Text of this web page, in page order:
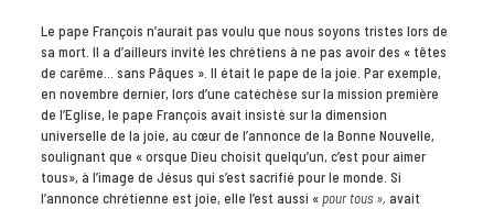
Le pape François n’aurait pas voulu que nous soyons tristes lors de
sa mort. Il a d’ailleurs invité les chrétiens à ne pas avoir des « têtes
de carême… sans Pâques ». Il était le pape de la joie. Par exemple,
en novembre dernier, lors d’une catéchèse sur la mission première
de l’Eglise, le pape François avait insisté sur la dimension
universelle de la joie, au cœur de l’annonce de la Bonne Nouvelle,
soulignant que « orsque Dieu choisit quelqu’un, c’est pour aimer
tous», à l’image de Jésus qui s’est sacrifié pour le monde. Si
l’annonce chrétienne est joie, elle l’est aussi « pour tous », avait